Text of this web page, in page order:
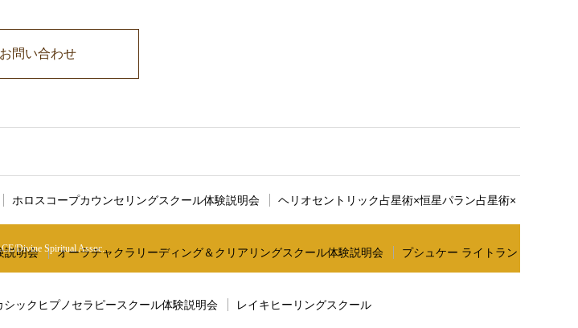
お問い合わせ
ホロスコープカウンセリングスクール体験説明会 ヘリオセントリック占星術×恒星パラン占星術×
説明会 オーラチャクラリーディング＆クリアリングスクール体験説明会 プシュケー ライトラン
シックヒプノセラピースクール体験説明会 レイキヒーリングスクール
Divine Spiritual Assoc.